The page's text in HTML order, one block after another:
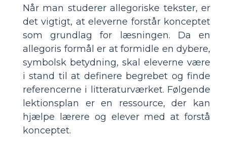
Når man studerer allegoriske tekster, er
det vigtigt, at eleverne forstår konceptet
som grundlag for læsningen. Da en
allegoris formål er at formidle en dybere,
symbolsk betydning, skal eleverne være
i stand til at definere begrebet og finde
referencerne i litteraturværket. Følgende
lektionsplan er en ressource, der kan
hjælpe lærere og elever med at forstå
konceptet.